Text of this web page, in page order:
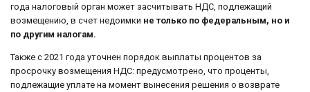
года налоговый орган может засчитывать НДС, подлежащий
возмещению, в счет недоимки не только по федеральным, но и
по другим налогам.
Также с 2021 года уточнен порядок выплаты процентов за
просрочку возмещения НДС: предусмотрено, что проценты,
подлежащие уплате на момент вынесения решения о возврате